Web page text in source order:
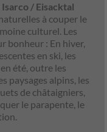
/ Eisacktal
à couper le
culturel. Les
bonheur : En hiver,
en ski, les
été, outre les
paysages alpins, les
de châtaigniers,
le parapente, le